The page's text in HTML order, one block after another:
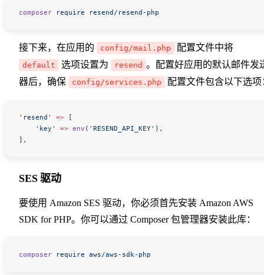
composer require resend/resend-php
接下来，在应用的 config/mail.php 配置文件中将
default 选项设置为 resend 。配置好应用的默认邮件发
器后，确保
config/services.php 配置文件包含以下选项
'resend' => [
    'key'
=> env ( 'RESEND_API_KEY' ),
],
SES 驱动
要使用 Amazon SES 驱动，你必须首先安装 Amazon AWS
SDK for PHP。你可以通过 Composer 包管理器安装此库：
composer require aws/aws-sdk-php